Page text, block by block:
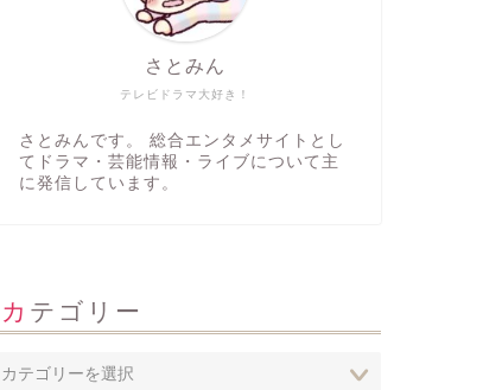
テレビドラマ大好き！
さとみん
さとみんです。 総合エンタメサイトとし
てドラマ・芸能情報・ライブについて主
に発信しています。
カテゴリー